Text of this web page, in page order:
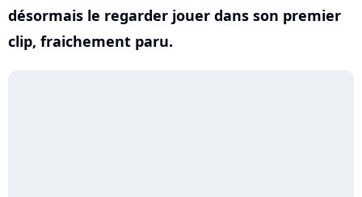
désormais le regarder jouer dans son premier
clip, fraichement paru.